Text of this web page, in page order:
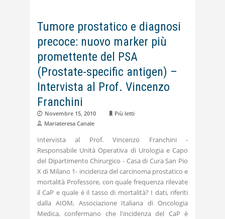
Tumore prostatico e diagnosi
precoce: nuovo marker più
promettente del PSA
(Prostate-specific antigen) –
Intervista al Prof. Vincenzo
Franchini
Novembre 15, 2010
Più letti
Mariateresa Canale
Intervista al Prof. Vincenzo Franchini -
Responsabile Unità Operativa di Urologia e Capo
del Dipartimento Chirurgico - Casa di Cura San Pio
X di Milano 1- incidenza del carcinoma prostatico e
mortalità Professore, con quale frequenza rilevate
il CaP e quale è il tasso di mortalità? I dati, riferiti
dalla AIOM, Associazione Italiana di Oncologia
Medica, confermano che l'incidenza del CaP è